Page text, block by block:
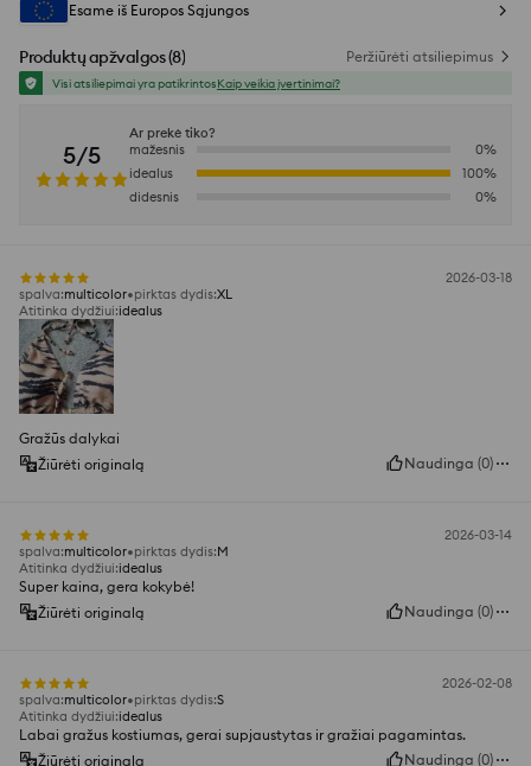
Esame iš Europos Sąjungos
Produktų apžvalgos(8) Peržiūrėti atsiliepimus
Visi atsiliepimai yra patikrintosKaip veikia įvertinimai?
5/5
Ar prekė tiko?
mažesnis
0%
idealus
100%
didesnis
0%
2026-03-18
spalva:multicolor pirktas dydis:XL
Atitinka dydžiui:idealus
Gražūs dalykai
Žiūrėti originalą
Naudinga (0)
2026-03-14
spalva:multicolor pirktas dydis:M
Atitinka dydžiui:idealus
Super kaina, gera kokybė!
Žiūrėti originalą
Naudinga (0)
2026-02-08
spalva:multicolor pirktas dydis:S
Atitinka dydžiui:idealus
Labai gražus kostiumas, gerai supjaustytas ir gražiai pagamintas.
Žiūrėti originalą
Naudinga (0)